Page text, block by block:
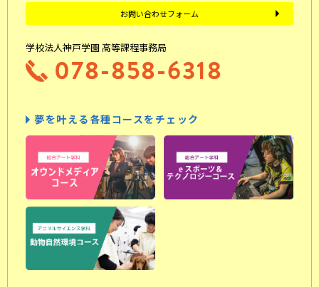
お問い合わせフォーム
学校法人神戸学園 高等課程事務局
078-858-6318
夢を叶える各種コースをチェック